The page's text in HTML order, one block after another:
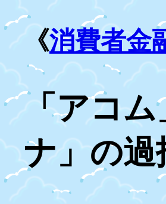
《消費者金
「アコ
ナ」の過